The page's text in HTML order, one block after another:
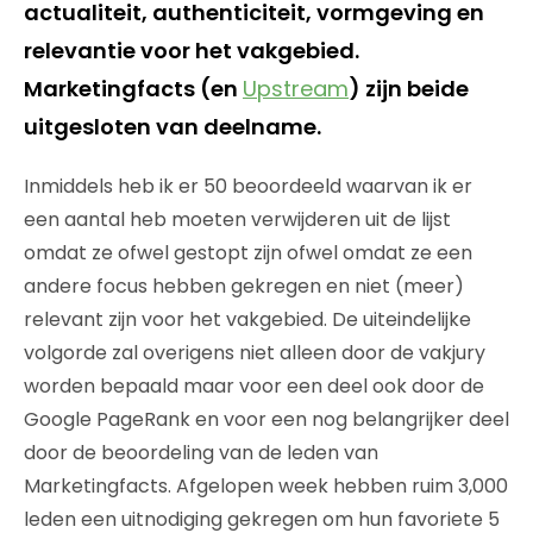
actualiteit, authenticiteit, vormgeving en
relevantie voor het vakgebied.
Marketingfacts (en Upstream) zijn beide
uitgesloten van deelname.
Inmiddels heb ik er 50 beoordeeld waarvan ik er
een aantal heb moeten verwijderen uit de lijst
omdat ze ofwel gestopt zijn ofwel omdat ze een
andere focus hebben gekregen en niet (meer)
relevant zijn voor het vakgebied. De uiteindelijke
volgorde zal overigens niet alleen door de vakjury
worden bepaald maar voor een deel ook door de
Google PageRank en voor een nog belangrijker deel
door de beoordeling van de leden van
Marketingfacts. Afgelopen week hebben ruim 3,000
leden een uitnodiging gekregen om hun favoriete 5